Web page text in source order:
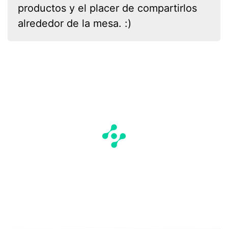
productos y el placer de compartirlos
alrededor de la mesa. :)